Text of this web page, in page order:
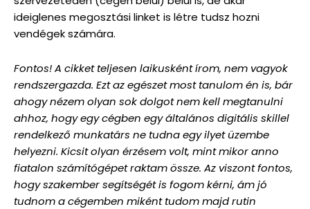
ideiglenes megosztási linket is létre tudsz hozni
vendégek számára.
Fontos! A cikket teljesen laikusként írom, nem vagyok
rendszergazda. Ezt az egészet most tanulom én is, bár
ahogy nézem olyan sok dolgot nem kell megtanulni
ahhoz, hogy egy cégben egy általános digitális skillel
rendelkező munkatárs ne tudna egy ilyet üzembe
helyezni. Kicsit olyan érzésem volt, mint mikor anno
fiatalon számítógépet raktam össze. Az viszont fontos,
hogy szakember segítségét is fogom kérni, ám jó
tudnom a cégemben miként tudom majd rutin